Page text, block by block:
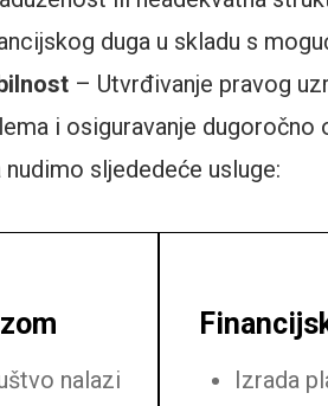
duga u skladu s
– Utvrđivanje pravog
i osiguravanje
sljededeće usluge:
nalazi
Izrada